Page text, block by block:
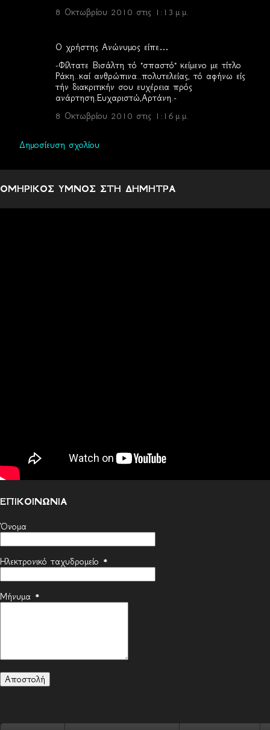
8 Οκτωβρίου 2010 στις 1:13 μ.μ.
Ο χρήστης Ανώνυμος είπε…
-Φίλτατε Βισάλτη τό "σπαστό" κείμενο με τίτλο
Ράκη..καί ανθρώπινα..πολυτελείας, τό αφήνω είς
τήν διακριτικήν σου ευχέρεια πρός
ανάρτηση.Ευχαριστώ,Αρτάνη.-
8 Οκτωβρίου 2010 στις 1:16 μ.μ.
Δημοσίευση σχολίου
ΟΜΗΡΙΚΟΣ ΥΜΝΟΣ ΣΤΗ ΔΗΜΗΤΡΑ
ΕΠΙΚΟΙΝΩΝΙΑ
Όνομα
Ηλεκτρονικό ταχυδρομείο *
Μήνυμα *